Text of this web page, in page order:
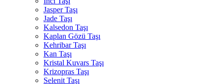
Jasper Taşı
Jade Taşı
Kalsedon Taşı
Kaplan Gözü Taşı
Kehribar Taşı
Kan Taşı
Kristal Kuvars Taşı
Krizopras Taşı
Selenit Taşı